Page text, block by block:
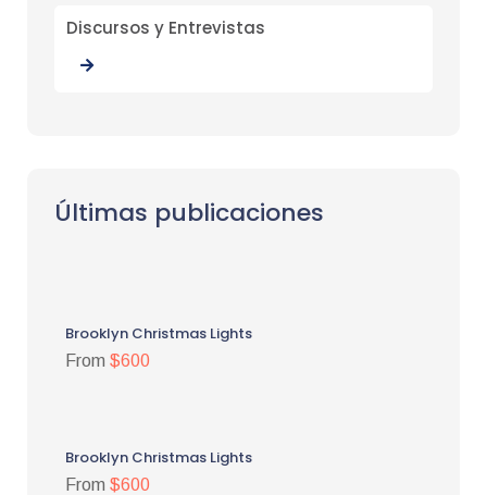
Discursos y Entrevistas
Últimas publicaciones
Brooklyn Christmas Lights
From $600
Brooklyn Christmas Lights
From $600